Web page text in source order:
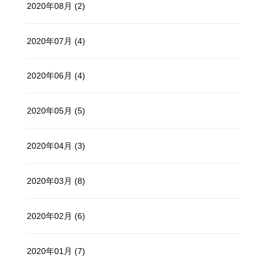
2020年08月 (2)
2020年07月 (4)
2020年06月 (4)
2020年05月 (5)
2020年04月 (3)
2020年03月 (8)
2020年02月 (6)
2020年01月 (7)